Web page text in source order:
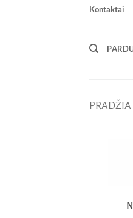
Kontaktai
PRADŽIA